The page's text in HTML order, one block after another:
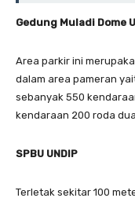
Gedung Muladi Dome
Area parkir ini
dalam area pameran
sebanyak 550
kendaraan 200 roda
SPBU UNDIP
Terletak sekitar 100